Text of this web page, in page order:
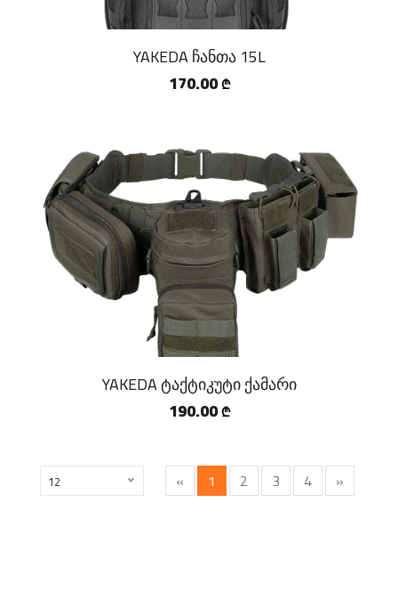
YAKEDA ჩანთა 15L
170.00 ₾
YAKEDA ტაქტიკუტი ქამარი
190.00 ₾
12 « 1 2 3 4 »